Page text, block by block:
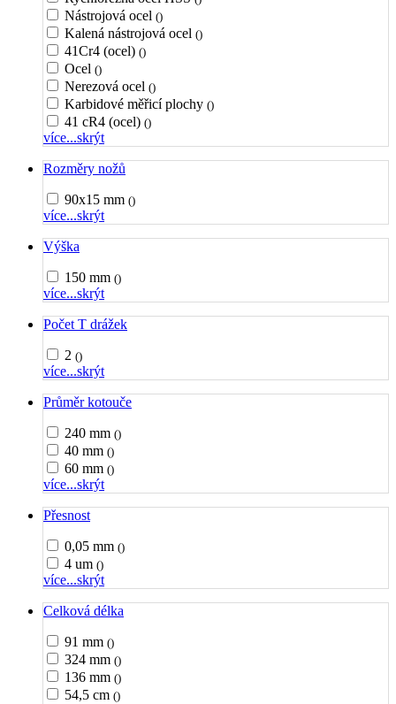
Nástrojová ocel ()
Kalená nástrojová ocel ()
41Cr4 (ocel) ()
Ocel ()
Nerezová ocel ()
Karbidové měřicí plochy ()
41 cR4 (ocel) ()
více...skrýt
Rozměry nožů
90x15 mm ()
více...skrýt
Výška
150 mm ()
více...skrýt
Počet T drážek
2 ()
více...skrýt
Průměr kotouče
240 mm ()
40 mm ()
60 mm ()
více...skrýt
Přesnost
0,05 mm ()
4 um ()
více...skrýt
Celková délka
91 mm ()
324 mm ()
136 mm ()
54,5 cm ()